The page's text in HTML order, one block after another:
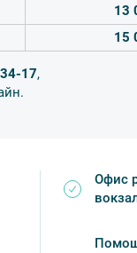
время — 2 часа;
дня
Петербурге
р. Фонтанки, д.71,
13
15
17,
Офис